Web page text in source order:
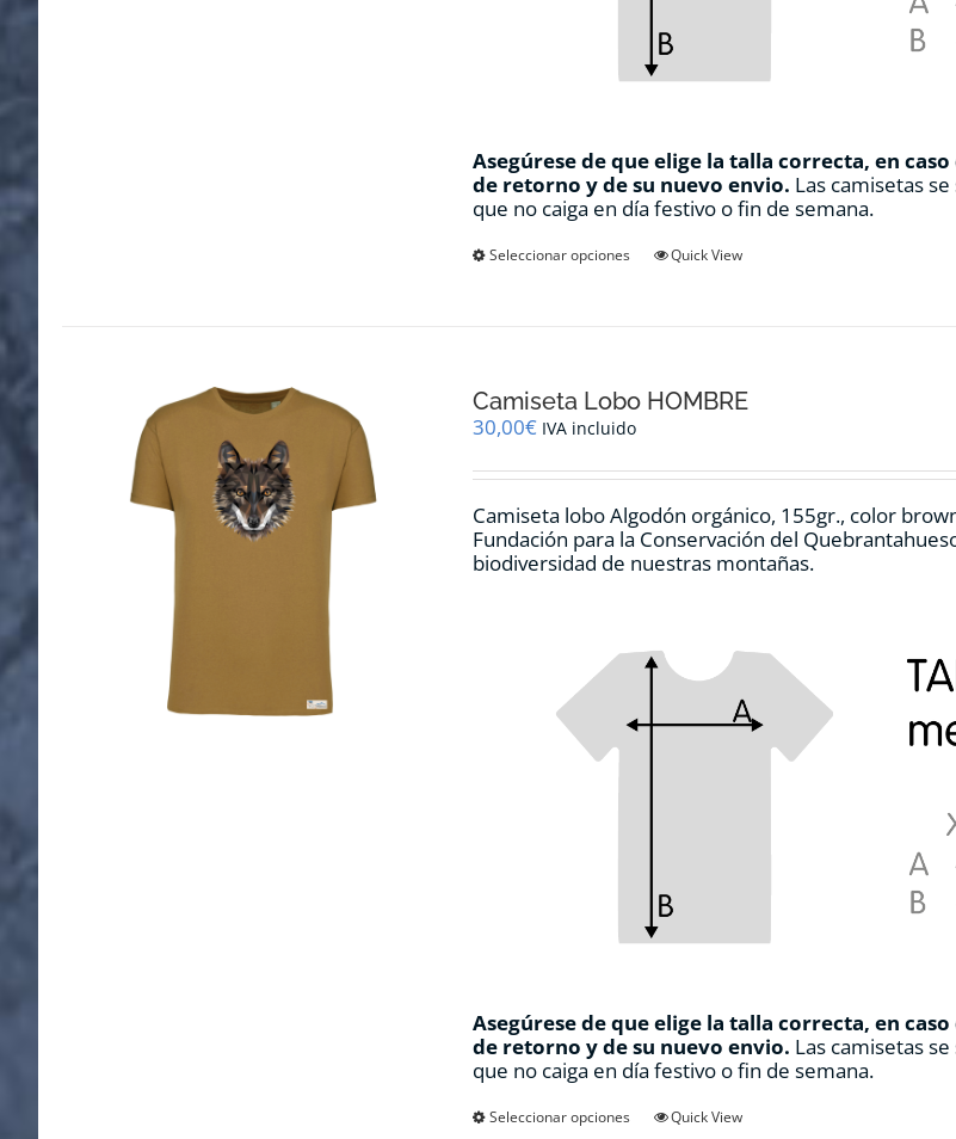
Asegúrese de que elige la talla correcta, en
de retorno y de su nuevo envio. Las camisetas
que no caiga en día festivo o fin de semana.
Seleccionar opciones
Este
opciones
elegir
la
página
de
Quick View
Camiseta Lobo HOMBRE
30,00€ IVA incluido
Camiseta lobo Algodón orgánico, 155gr., color
Fundación para la Conservación del
biodiversidad de nuestras montañas.
Asegúrese de que elige la talla correcta, en
de retorno y de su nuevo envio. Las camisetas
que no caiga en día festivo o fin de semana.
Seleccionar opciones
EsteQuick View